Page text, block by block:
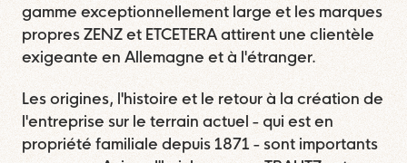
gamme exceptionnellement large et les marques
propres ZENZ et ETCETERA attirent une clientèle
exigeante en Allemagne et à l'étranger.
Les origines, l'histoire et le retour à la création de
l'entreprise sur le terrain actuel - qui est en
propriété familiale depuis 1871 - sont importants